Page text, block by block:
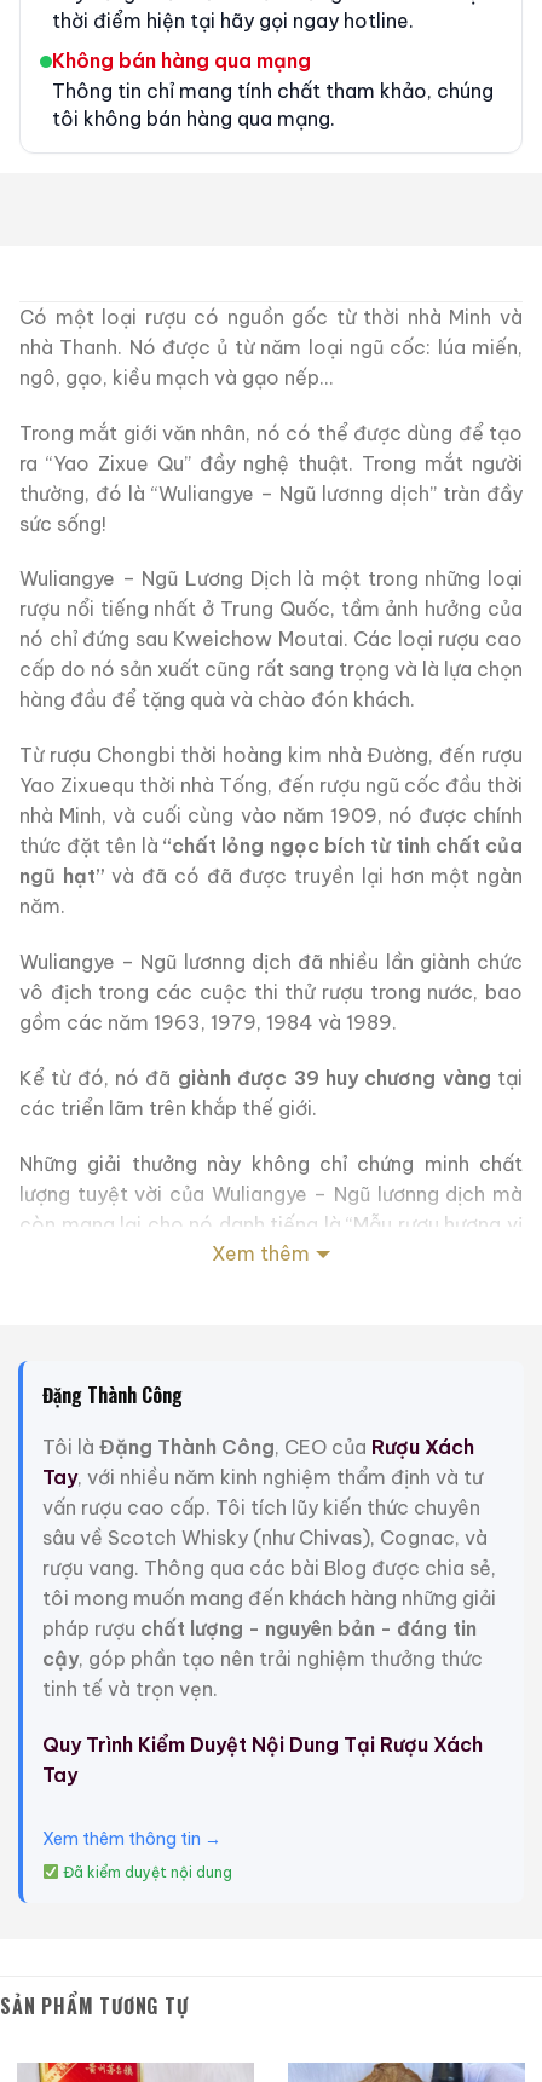
thời điểm hiện tại hãy gọi ngay hotline.
Không bán hàng qua mạng
Thông tin chỉ mang tính chất tham khảo, chúng
tôi không bán hàng qua mạng.
Có một loại rượu có nguồn gốc từ thời nhà Minh và
nhà Thanh. Nó được ủ từ năm loại ngũ cốc: lúa miến,
ngô, gạo, kiều mạch và gạo nếp…
Trong mắt giới văn nhân, nó có thể được dùng để tạo
ra “Yao Zixue Qu” đầy nghệ thuật. Trong mắt người
thường, đó là “Wuliangye – Ngũ lươnng dịch” tràn đầy
sức sống!
Wuliangye – Ngũ Lương Dịch là một trong những loại
rượu nổi tiếng nhất ở Trung Quốc, tầm ảnh hưởng của
nó chỉ đứng sau Kweichow Moutai. Các loại rượu cao
cấp do nó sản xuất cũng rất sang trọng và là lựa chọn
hàng đầu để tặng quà và chào đón khách.
Từ rượu Chongbi thời hoàng kim nhà Đường, đến rượu
Yao Zixuequ thời nhà Tống, đến rượu ngũ cốc đầu thời
nhà Minh, và cuối cùng vào năm 1909, nó được chính
thức đặt tên là“chất lỏng ngọc bích từ tinh chất của
ngũ hạt” và đã có đã được truyền lại hơn một ngàn
năm.
Wuliangye – Ngũ lươnng dịch đã nhiều lần giành chức
vô địch trong các cuộc thi thử rượu trong nước, bao
gồm các năm 1963, 1979, 1984 và 1989.
Kể từ đó, nó đã giành được 39 huy chương vàng tại
các triển lãm trên khắp thế giới.
Những giải thưởng này không chỉ chứng minh chất
lượng tuyệt vời của Wuliangye – Ngũ lươnng dịch mà
còn mang lại cho nó danh tiếng là“Mẫu rượu hương vị
mạnh của Trung Quốc”.
lên. Từ góc độ khối lượng giao dịch, giá giao dịch, v.v.,
không còn nghi ngờ gì nữa, Wuliangye và Mao đã
Tuy nhiên, so với đà phát triển trước đó, nhiều nhà sưu
tập cho rằng giá trị của Rượu cổ Wuliangye đã bị
đánh giá thấp một cách nghiêm trọng!
Bởi vì nếu nhìn vào dữ liệu lịch sử của Wuliangye, bạn
sẽ thấy hầm rượu 600 năm tuổi của Wuliangye, di sản
văn hóa phi vật thể, kỹ thuật nấu rượu, phong cách
rượu độc đáo, v.v., là những thứ mà nhiều thương hiệu
Nếu bạn muốn làm ra một loại rượu hảo hạng như
kỹ năng, Wuliangye – Ngũ lương dịch còn có một “
cổ sống” mà không ai khác có thể ăn cắp được –
bùn hầm rượu.
chất lượng và phong cách rượu.
Xem thêm
Đặng Thành Công
Tôi là Đặng Thành Công, CEO của Rượu Xách
Tay, với nhiều năm kinh nghiệm thẩm định và tư
vấn rượu cao cấp. Tôi tích lũy kiến thức chuyên
sâu về Scotch Whisky (như Chivas), Cognac, và
rượu vang. Thông qua các bài Blog được chia sẻ,
tôi mong muốn mang đến khách hàng những giải
pháp rượu chất lượng - nguyên bản - đáng tin
cậy, góp phần tạo nên trải nghiệm thưởng thức
tinh tế và trọn vẹn.
Quy Trình Kiểm Duyệt Nội Dung Tại Rượu Xách
Tay
Xem thêm thông tin →
Đã kiểm duyệt nội dung
SẢN PHẨM TƯƠNG TỰ